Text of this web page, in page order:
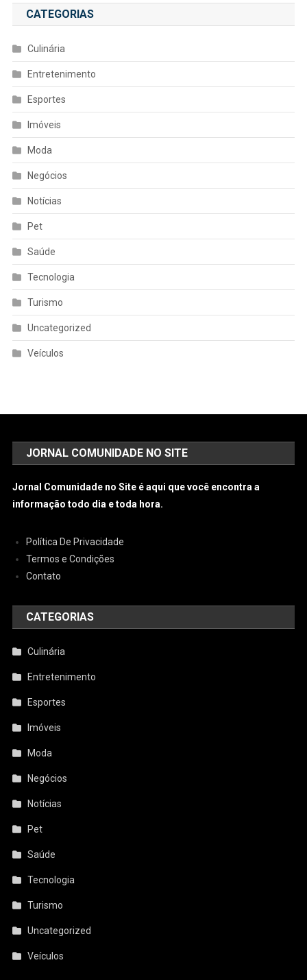
CATEGORIAS
Culinária
Entretenimento
Esportes
Imóveis
Moda
Negócios
Notícias
Pet
Saúde
Tecnologia
Turismo
Uncategorized
Veículos
JORNAL COMUNIDADE NO SITE
Jornal Comunidade no Site é aqui que você encontra a
informação todo dia e toda hora.
Política De Privacidade
Termos e Condições
Contato
CATEGORIAS
Culinária
Entretenimento
Esportes
Imóveis
Moda
Negócios
Notícias
Pet
Saúde
Tecnologia
Turismo
Uncategorized
Veículos